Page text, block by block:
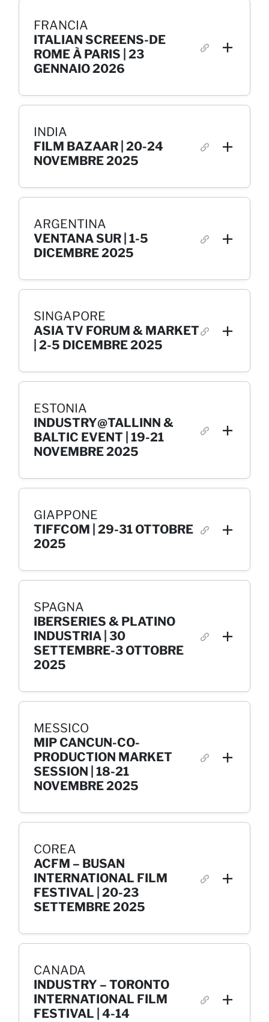
FRANCIA
ITALIAN SCREENS-DE
ROME À PARIS | 23
GENNAIO 2026
INDIA
FILM BAZAAR | 20-24
NOVEMBRE 2025
ARGENTINA
VENTANA SUR | 1-5
DICEMBRE 2025
SINGAPORE
ASIA TV FORUM & MARKET
| 2-5 DICEMBRE 2025
ESTONIA
INDUSTRY@TALLINN &
BALTIC EVENT | 19-21
NOVEMBRE 2025
GIAPPONE
TIFFCOM | 29-31 OTTOBRE
2025
SPAGNA
IBERSERIES & PLATINO
INDUSTRIA| 30
SETTEMBRE-3 OTTOBRE
2025
MESSICO
MIP CANCUN-CO-
PRODUCTION MARKET
SESSION 18-21
NOVEMBRE 2025
COREA
ACFM – BUSAN
INTERNATIONAL FILM
FESTIVAL | 20-23
SETTEMBRE 2025
CANADA
INDUSTRY – TORONTO
INTERNATIONAL FILM
FESTIVAL | 4-14